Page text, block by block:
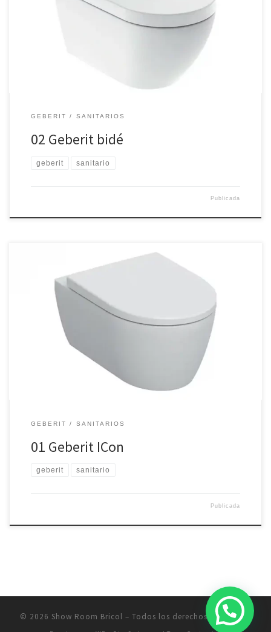
Inodoro bidé Geberit AquaClean Tuma Comfort, inodoro
GEBERIT SANITARIOS
02 Geberit bidé
geberit sanitario
Publicada
Juego Geberit ICon de inodoro suspendido de fondo profundo,
forma cerrada, Rimfree, con asiento y tapa del inodoro
GEBERIT SANITARIOS
01 Geberit ICon
geberit sanitario
Publicada
© 2026 Show Room Bricol – Todos los derechos reservados